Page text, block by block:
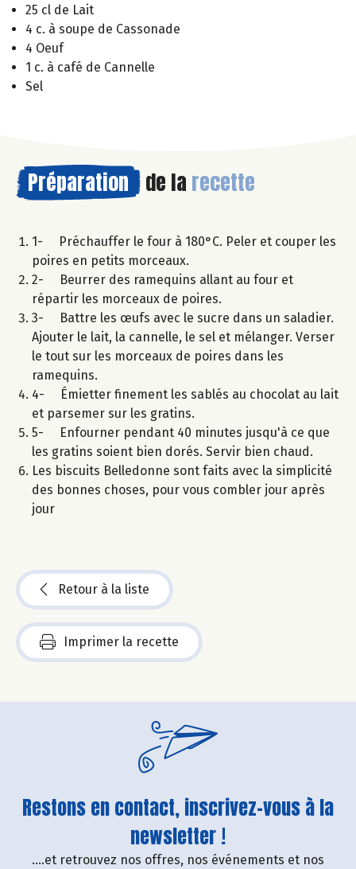
25 cl de Lait
4 c. à soupe de Cassonade
4 Oeuf
1 c. à café de Cannelle
Sel
Préparation de la recette
1- Préchauffer le four à 180°C. Peler et couper les
poires en petits morceaux.
2- Beurrer des ramequins allant au four et
répartir les morceaux de poires.
3- Battre les œufs avec le sucre dans un saladier.
Ajouter le lait, la cannelle, le sel et mélanger. Verser
le tout sur les morceaux de poires dans les
ramequins.
4- Émietter finement les sablés au chocolat au lait
et parsemer sur les gratins.
5- Enfourner pendant 40 minutes jusqu'à ce que
les gratins soient bien dorés. Servir bien chaud.
Les biscuits Belledonne sont faits avec la simplicité
des bonnes choses, pour vous combler jour après
jour
Retour à la liste
Imprimer la recette
Restons en contact, inscrivez-vous à la
newsletter !
....et retrouvez nos offres, nos événements et nos